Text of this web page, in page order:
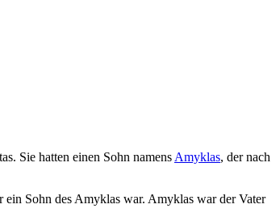
Sie hatten einen Sohn namens Amyklas, der nach
Sohn des Amyklas war. Amyklas war der Vater